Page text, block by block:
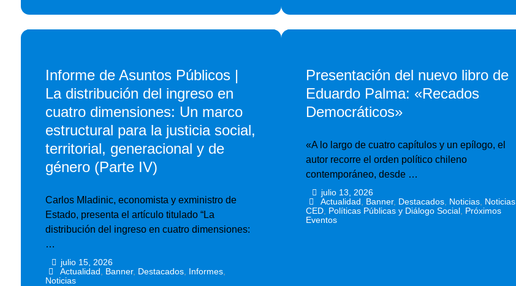
Informe de Asuntos Públicos |
La distribución del ingreso en
cuatro dimensiones: Un marco
estructural para la justicia social,
territorial, generacional y de
género (Parte IV)
Carlos Mladinic, economista y exministro de
Estado, presenta el artículo titulado “La
distribución del ingreso en cuatro dimensiones:
…
julio 15, 2026
Actualidad Banner, Destacados, Informes,
Noticias
Presentación del nuevo libro de
Eduardo Palma: «Recados
Democráticos»
«A lo largo de cuatro capítulos y un epílogo, el
autor recorre el orden político chileno
contemporáneo, desde …
julio 13, 2026
Actualidad Banner, Destacados, Noticias, Noticias
CED Políticas Públicas y Diálogo Social Próximos
Eventos